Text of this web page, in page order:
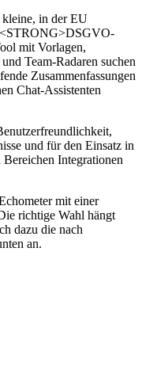
kleine, in der EU
<STRONG>DSGVO-
mit Vorlagen,
Team-Radaren suchen
Zusammenfassungen
Chat-Assistenten
und für den Einsatz in
Integrationen
mit einer
richtige Wahl hängt
dazu die nach
an.